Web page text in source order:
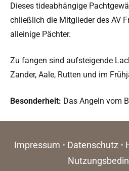
Dieses tide­ab­hängige
chließlich die Mit­glieder des AV
alleinige Pächter.
Zu fan­gen sind auf­steigende
Zan­der, Aale, Rut­ten und im
Beson­der­heit: Das Angeln vom
Impressum • Datenschutz •